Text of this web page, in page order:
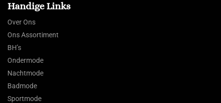
Handige Links
Over Ons
Ons Assortiment
BH’s
Ondermode
Nachtmode
Badmode
Sportmode